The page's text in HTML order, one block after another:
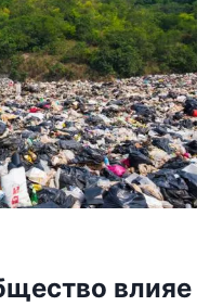
влияе